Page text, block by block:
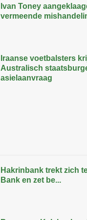
Ivan Toney
vermeende
Iraanse voetbalsters
Australisch
asielaanvraag
Hakrinbank trekt zich
Bank en zet be...